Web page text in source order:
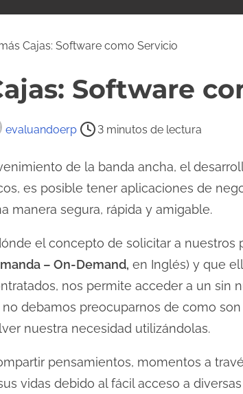
Cajas: Software como Servicio
Software
evaluandoerp 3 minutos de lectura
de la banda ancha, el
es posible tener aplicaciones de
manera segura, rápida y amigable.
el concepto de solicitar a
– On-Demand, en Inglés) y que
nos permite acceder a un sin
debamos preocuparnos de como
nuestra necesidad utilizándolas.
pensamientos, momentos a
vidas debido al fácil acceso a